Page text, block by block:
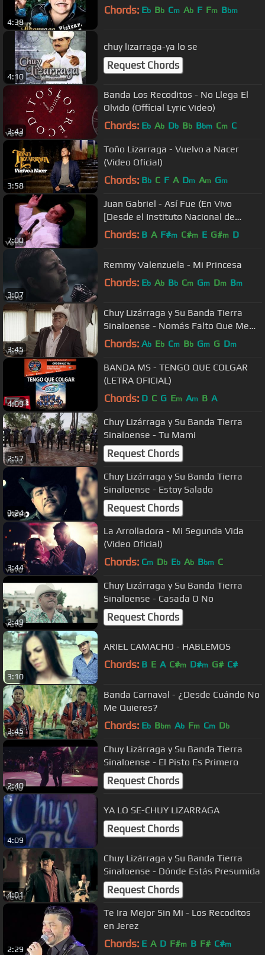
4:38
Chords: Eb Bb Cm Ab F Fm Bbm
4:10
chuy lizarraga-ya lo se
Request Chords
3:43
Banda Los Recoditos - No Llega El
Olvido (Official Lyric Video)
Chords: Eb Ab Db Bb Bbm Cm C
3:58
Toño Lizarraga - Vuelvo a Nacer
(Video Oficial)
Chords: Bb C F A Dm Am Gm
7:00
Juan Gabriel - Así Fue (En Vivo
[Desde el Instituto Nacional de
Bellas Artes])
Chords: B A F#m C#m E G#m D
3:07
Remmy Valenzuela - Mi Princesa
Chords: Eb Ab Bb Cm Gm Dm Bm
3:45
Chuy Lizárraga y Su Banda Tierra
Sinaloense - Nomás Falto Que Me
Quisieras
Chords: Ab Eb Cm Bb Gm G Dm
4:09
BANDA MS - TENGO QUE COLGAR
(LETRA OFICIAL)
Chords: D C G Em Am B A
2:57
Chuy Lizárraga y Su Banda Tierra
Sinaloense - Tu Mami
Request Chords
3:24
Chuy Lizárraga y Su Banda Tierra
Sinaloense - Estoy Salado
Request Chords
3:44
La Arrolladora - Mi Segunda Vida
(Video Oficial)
Chords: Cm Db Eb Ab Bbm C
2:49
Chuy Lizárraga y Su Banda Tierra
Sinaloense - Casada O No
Request Chords
3:10
ARIEL CAMACHO - HABLEMOS
Chords: B E A C#m D#m G# C#
3:45
Banda Carnaval - ¿Desde Cuándo No
Me Quieres?
Chords: Eb Bbm Ab Fm Cm Db
2:40
Chuy Lizárraga y Su Banda Tierra
Sinaloense - El Pisto Es Primero
Request Chords
4:09
YA LO SE-CHUY LIZARRAGA
Request Chords
4:01
Chuy Lizárraga y Su Banda Tierra
Sinaloense - Dónde Estás Presumida
Request Chords
2:29
Te Ira Mejor Sin Mi - Los Recoditos
en Jerez
Chords: E A D F#m B F# C#m